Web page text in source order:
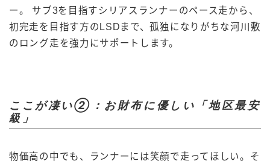
ー。 サブ3を目指すシリアスランナーのペース走から、
初完走を目指す方のLSDまで、孤独になりがちな河川敷
のロング走を強力にサポートします。
ここが凄い②：お財布に優しい「地区最安
級」
物価高の中でも、ランナーには笑顔で走ってほしい。そ